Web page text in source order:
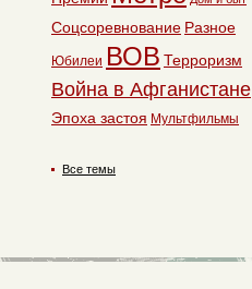
Соцсоревнование Разное
Юбилеи ВОВ Терроризм
Война в Афганистане
Эпоха застоя Мультфильмы
Все темы